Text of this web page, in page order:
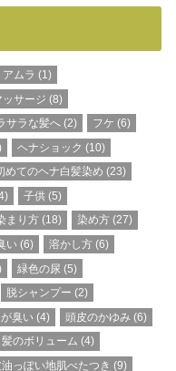
アムラ (1)
サージ (8)
サラな髪へ(2) フケ (6)
ヘナショック (10)
めてのヘナ白髪染め (23)
子供(5)
まり方(18) 染め方 (27)
い(6) 溶かし方 (6)
緑色の尿 (5)
脱シャンプー (2)
臭い (4) 頭皮のかゆみ (6)
髪のボリューム (4)
っぽい地肌べたつき (9)